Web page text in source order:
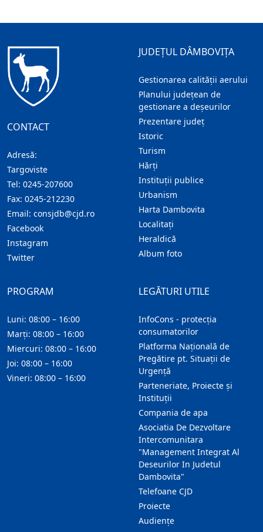
CONTACT
Adresă:
Targoviste
Tel: 0245-207600
Fax: 0245-212230
Email: consjdb@cjd.ro
Facebook
Instagram
Twitter
JUDEȚUL DÂMBOVIȚA
Gestionarea calității aerului
Planului județean de
gestionare a deșeurilor
Prezentare judeţ
Istoric
Turism
Hărţi
Instituţii publice
Urbanism
Harta Dambovita
Localitaţi
Heraldică
Album foto
LEGĂTURI UTILE
InfoCons - protecția
consumatorilor
Platforma Națională de
Pregătire pt. Situații de
Urgență
Parteneriate, Proiecte și
Instituții
Compania de apa
Asociatia De Dezvoltare
Intercomunitara
"Management Integrat Al
Deseurilor In Judetul
Dambovita"
Telefoane CJD
Proiecte
Audienţe
PROGRAM
Luni: 08:00 – 16:00
Marți: 08:00 – 16:00
Miercuri: 08:00 – 16:00
Joi: 08:00 – 16:00
Vineri: 08:00 – 16:00